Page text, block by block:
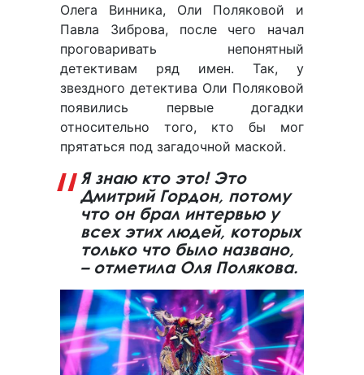
Олега Винника, Оли Поляковой и
Павла Зиброва, после чего начал
проговаривать непонятный
детективам ряд имен. Так, у
звездного детектива Оли Поляковой
появились первые догадки
относительно того, кто бы мог
прятаться под загадочной маской.
Я знаю кто это! Это
Дмитрий Гордон, потому
что он брал интервью у
всех этих людей, которых
только что было названо,
– отметила Оля Полякова.